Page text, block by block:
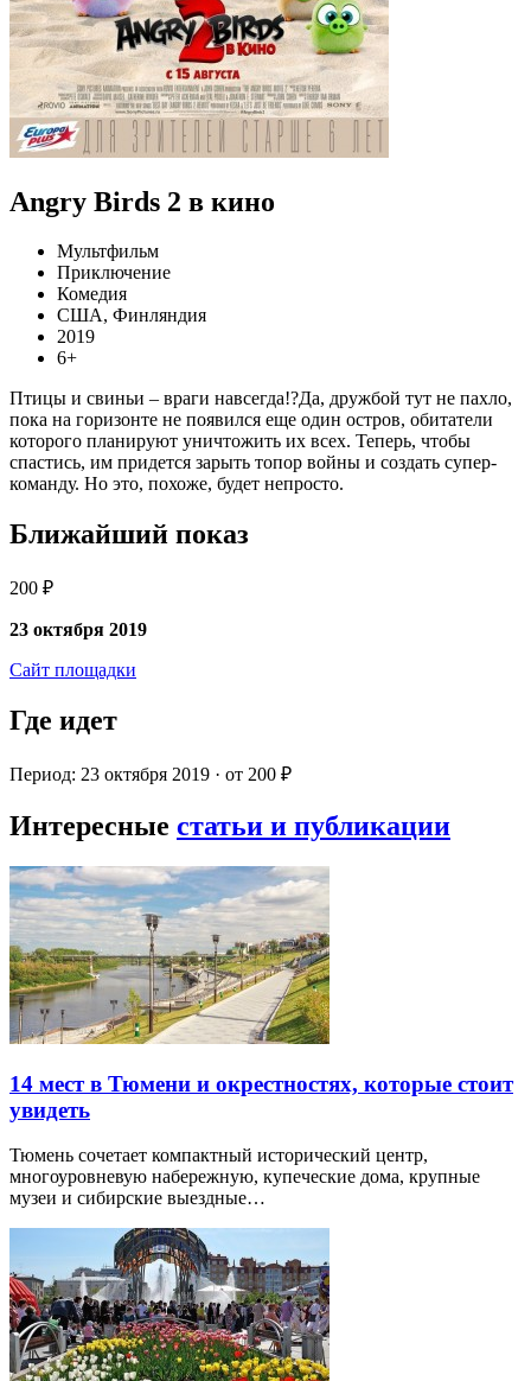
Angry Birds 2 в кино
Мультфильм
Приключение
Комедия
США, Финляндия
2019
6+
Птицы и свиньи – враги навсегда!?Да, дружбой тут не пахло,
пока на горизонте не появился еще один остров, обитатели
которого планируют уничтожить их всех. Теперь, чтобы
спастись, им придется зарыть топор войны и создать супер-
команду. Но это, похоже, будет непросто.
Ближайший показ
200 ₽
23 октября 2019
Сайт площадки
Где идет
Период: 23 октября 2019 · от 200 ₽
Интересные статьи и публикации
14 мест в Тюмени и окрестностях, которые стоит
увидеть
Тюмень сочетает компактный исторический центр,
многоуровневую набережную, купеческие дома, крупные
музеи и сибирские выездные…